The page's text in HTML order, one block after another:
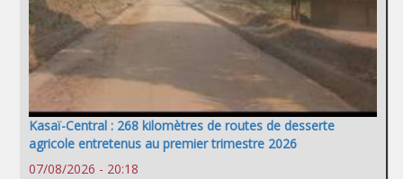
Kasaï-Central : 268 kilomètres de routes de desserte
agricole entretenus au premier trimestre 2026
07/08/2026 - 20:18